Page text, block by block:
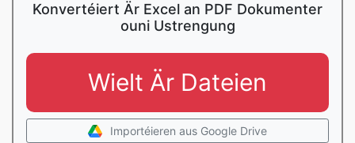
Konvertéiert Är Excel an PDF Dokumenter
ouni Ustrengung
Wielt Är Dateien
Importéieren aus Google Drive